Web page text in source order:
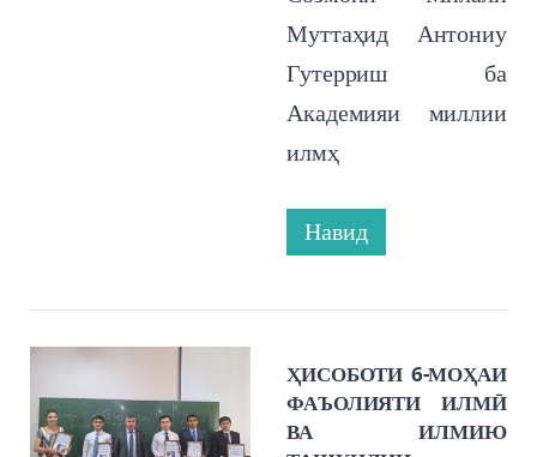
Муттаҳид Антониу
Гутерриш ба
Академияи миллии
илмҳ
Навид
ҲИСОБОТИ 6-МОҲАИ
ФАЪОЛИЯТИ ИЛМӢ
ВА ИЛМИЮ